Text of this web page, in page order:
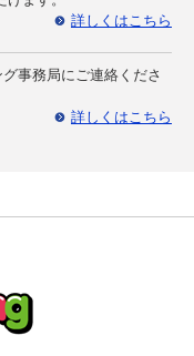
詳しくはこちら
事務局にご連絡くださ
詳しくはこちら